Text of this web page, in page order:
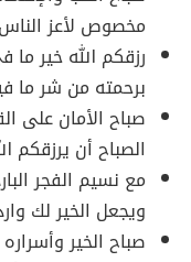
مخصوص لأعز
رزقكم الله خير
برحمته من شر ما
صباح الأمان على
الصباح أن يرزقكم
مع نسيم الفجر
ويجعل الخير لك
صباح الخير